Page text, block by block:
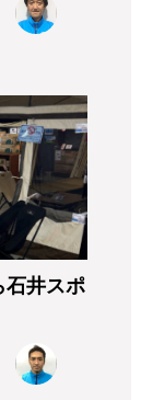
石井スポ